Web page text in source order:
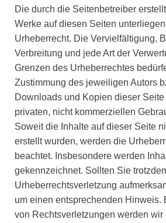
Die durch die Seitenbetreiber
Werke auf diesen Seiten
Urheberrecht. Die Vervielfältigung,
Verbreitung und jede Art der
Grenzen des Urheberrechtes
Zustimmung des jeweiligen Autors
Downloads und Kopien dieser
privaten, nicht kommerziellen
Soweit die Inhalte auf dieser Seite
erstellt wurden, werden die
beachtet. Insbesondere werden
gekennzeichnet. Sollten Sie
Urheberrechtsverletzung
um einen entsprechenden Hinweis.
von Rechtsverletzungen werden wir